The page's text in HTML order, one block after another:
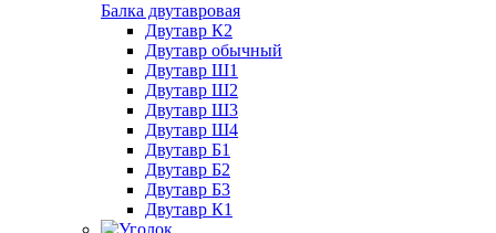
Балка двутавровая
Двутавр К2
Двутавр обычный
Двутавр Ш1
Двутавр Ш2
Двутавр Ш3
Двутавр Ш4
Двутавр Б1
Двутавр Б2
Двутавр Б3
Двутавр К1